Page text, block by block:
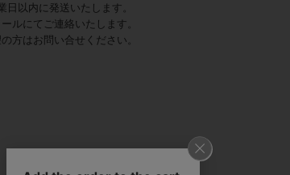
日以内に発送いたします。
ルにてご連絡いたします。
方はお問い合せください。